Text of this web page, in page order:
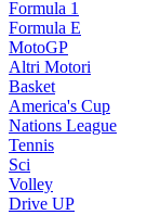
Formula 1
Formula E
MotoGP
Altri Motori
Basket
America's Cup
Nations League
Tennis
Sci
Volley
Drive UP